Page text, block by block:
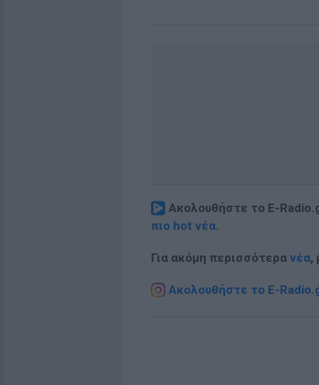
Ακολουθήστε το E-
πιο hot νέα.
Για ακόμη περισσότερα νέα,
Ακολουθήστε το E-